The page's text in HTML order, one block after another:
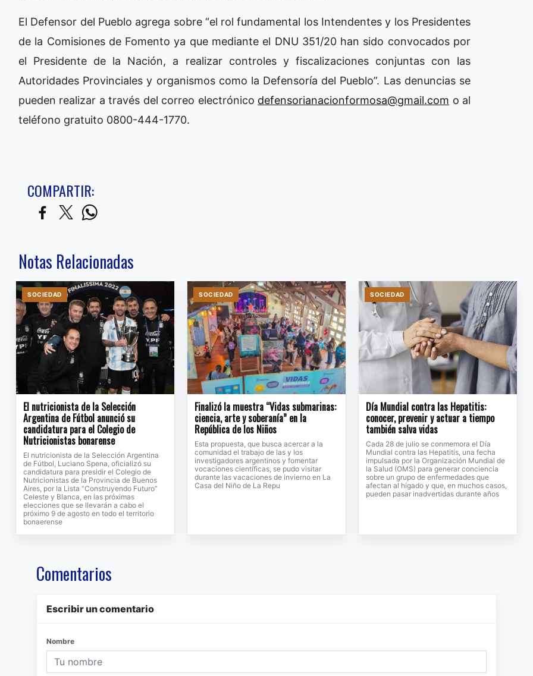
El Defensor del Pueblo agrega sobre “el rol fundamental los Intendentes y los Presidentes
de la Comisiones de Fomento ya que mediante el DNU 351/20 han sido convocados por
el Presidente de la Nación, a realizar controles y fiscalizaciones conjuntas con las
Autoridades Provinciales y organismos como la Defensoría del Pueblo”. Las denuncias se
pueden realizar a través del correo electrónico defensorianacionformosa@gmail.com o al
teléfono gratuito 0800-444-1770.
COMPARTIR:
Notas Relacionadas
SOCIEDAD
El nutricionista de la Selección
Argentina de Fútbol anunció su
candidatura para el Colegio de
Nutricionistas bonarense
El nutricionista de la Selección Argentina
de Fútbol, Luciano Spena, oficializó su
candidatura para presidir el Colegio de
Nutricionistas de la Provincia de Buenos
Aires, por la Lista “Construyendo Futuro”
Celeste y Blanca, en las próximas
elecciones que se llevarán a cabo el
próximo 9 de agosto en todo el territorio
bonaerense
SOCIEDAD
Finalizó la muestra “Vidas submarinas:
ciencia, arte y soberanía” en la
República de los Niños
Esta propuesta, que busca acercar a la
comunidad el trabajo de las y los
investigadores argentinos y fomentar
vocaciones científicas, se pudo visitar
durante las vacaciones de invierno en La
Casa del Niño de La Repu
SOCIEDAD
Día Mundial contra las Hepatitis:
conocer, prevenir y actuar a tiempo
también salva vidas
Cada 28 de julio se conmemora el Día
Mundial contra las Hepatitis, una fecha
impulsada por la Organización Mundial de
la Salud (OMS) para generar conciencia
sobre un grupo de enfermedades que
afectan al hígado y que, en muchos casos,
pueden pasar inadvertidas durante años
Comentarios
Escribir un comentario
Nombre